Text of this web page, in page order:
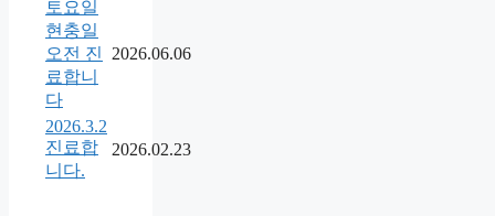
토요일
현충일
오전 진
료합니
다
2026.06.06
2026.3.2
진료합
니다.
2026.02.23